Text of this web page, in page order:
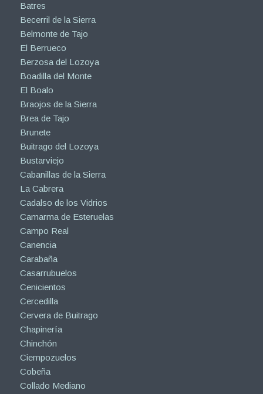
Batres
Becerril de la Sierra
Belmonte de Tajo
El Berrueco
Berzosa del Lozoya
Boadilla del Monte
El Boalo
Braojos de la Sierra
Brea de Tajo
Brunete
Buitrago del Lozoya
Bustarviejo
Cabanillas de la Sierra
La Cabrera
Cadalso de los Vidrios
Camarma de Esteruelas
Campo Real
Canencia
Carabaña
Casarrubuelos
Cenicientos
Cercedilla
Cervera de Buitrago
Chapinería
Chinchón
Ciempozuelos
Cobeña
Collado Mediano